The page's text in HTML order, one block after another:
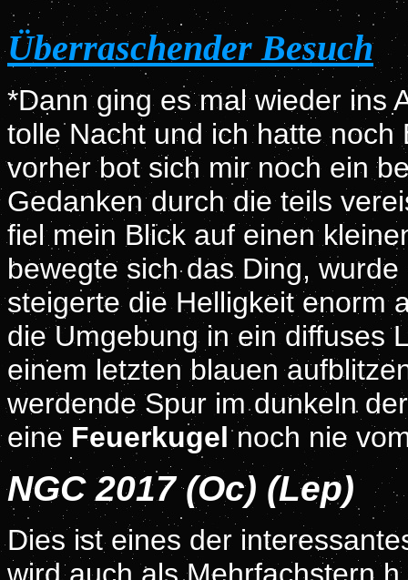
Überraschender Besuch
*Dann ging es mal wieder ins
tolle Nacht und ich hatte
vorher bot sich mir noch ein
Gedanken durch die teils
fiel mein Blick auf einen
bewegte sich das Ding,
steigerte die Helligkeit enorm
die Umgebung in ein diffuses
einem letzten blauen
werdende Spur im dunkeln
eine Feuerkugelnoch nie
NGC 2017 (Oc) (Lep)
Dies ist eines der